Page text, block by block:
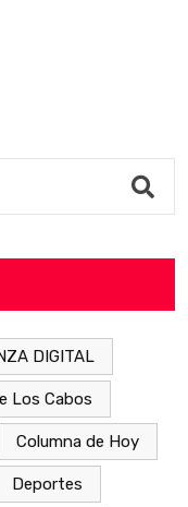
DIGITAL
Los Cabos
Columna de Hoy
Deportes